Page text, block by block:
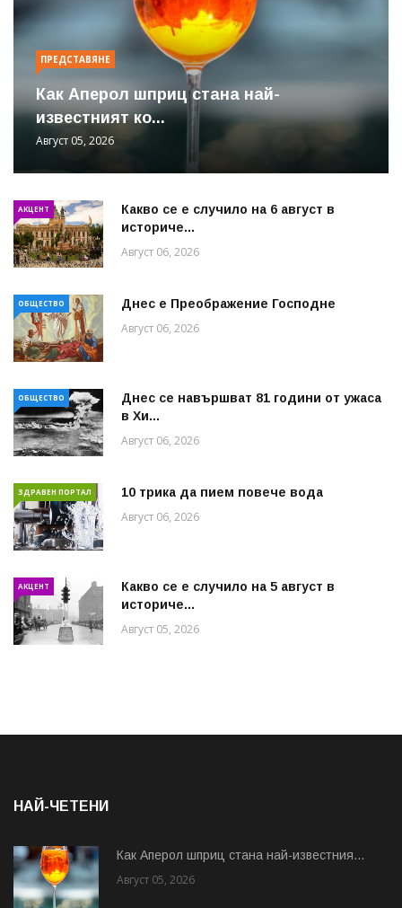
ПРЕДСТАВЯНЕ
Как Аперол шприц стана най-
известният ко...
Август 05, 2026
АКЦЕНТ
Какво се е случило на 6 август в
историче...
Август 06, 2026
ОБЩЕСТВО Днес е Преображение Господне
Август 06, 2026
ОБЩЕСТВО
Днес се навършват 81 години от ужаса
в Хи...
Август 06, 2026
ЗДРАВЕН ПОРТАЛ 10 трика да пием повече вода
Август 06, 2026
АКЦЕНТ
Какво се е случило на 5 август в
историче...
Август 05, 2026
НАЙ-ЧЕТЕНИ
Как Аперол шприц стана най-известния...
Август 05, 2026